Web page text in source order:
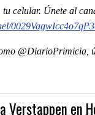
tu celular. Únete al
@DiarioPrimicia,
Verstappen en